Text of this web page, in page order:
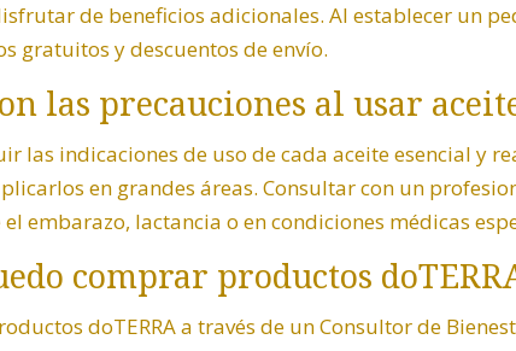
de beneficios adicionales. Al establecer un
gratuitos y descuentos de envío.
las precauciones al usar
las indicaciones de uso de cada aceite esencial y
en grandes áreas. Consultar con un
embarazo, lactancia o en condiciones médicas
comprar productos
doTERRA a través de un Consultor de